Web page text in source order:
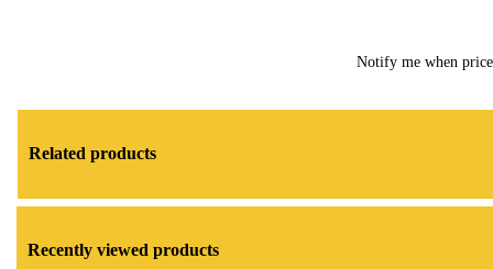
Notify me when
Related products
Recently viewed products